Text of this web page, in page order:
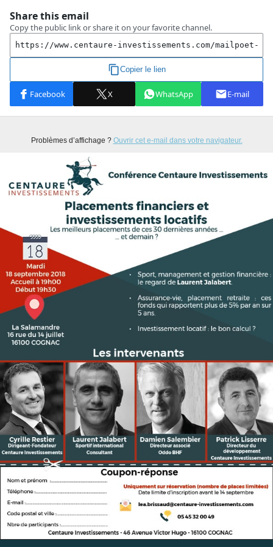
Problèmes d’affichage ? Ouvrir cet e-mail dans votre navigateur.